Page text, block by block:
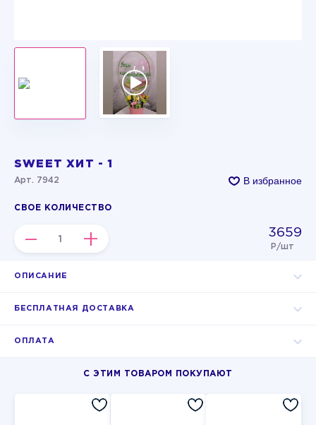
SWEET ХИТ - 1
Арт. 7942 В избранное
СВОЕ КОЛИЧЕСТВО
– + 3659
Р/шт
ОПИСАНИЕ
БЕСПЛАТНАЯ ДОСТАВКА
ОПЛАТА
С ЭТИМ ТОВАРОМ ПОКУПАЮТ